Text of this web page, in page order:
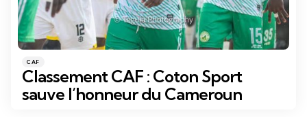
Catégories
Posté
dans
CAF
Classement CAF : Coton Sport
sauve l’honneur du Cameroun